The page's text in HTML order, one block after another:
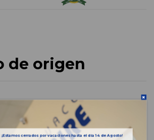
de origen
cerrados por vacaciones hasta el día 14 de Agosto!